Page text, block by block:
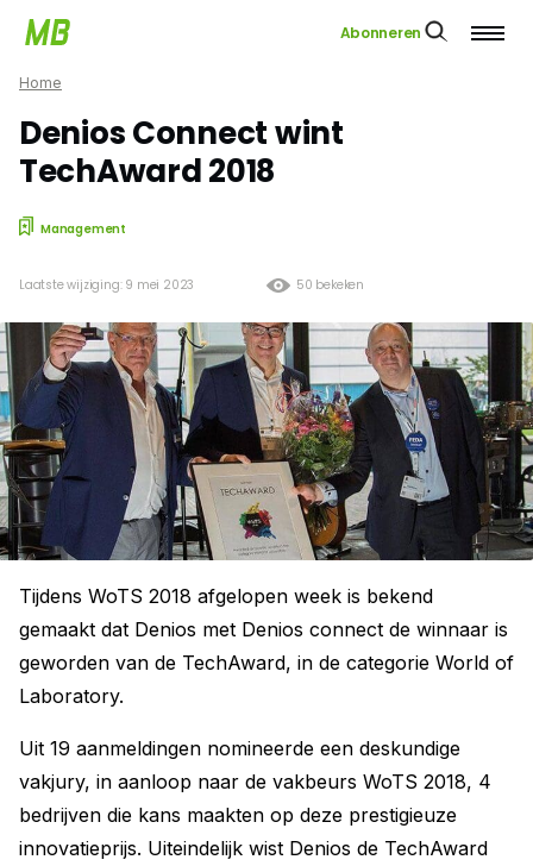
Abonneren
Home
Denios Connect wint
TechAward 2018
Management
50 bekeken
Laatste wijziging: 9 mei 2023
Tijdens WoTS 2018 afgelopen week is bekend
gemaakt dat Denios met Denios connect de winnaar is
geworden van de TechAward, in de categorie World of
Laboratory.
Uit 19 aanmeldingen nomineerde een deskundige
vakjury, in aanloop naar de vakbeurs WoTS 2018, 4
bedrijven die kans maakten op deze prestigieuze
innovatieprijs. Uiteindelijk wist Denios de TechAward